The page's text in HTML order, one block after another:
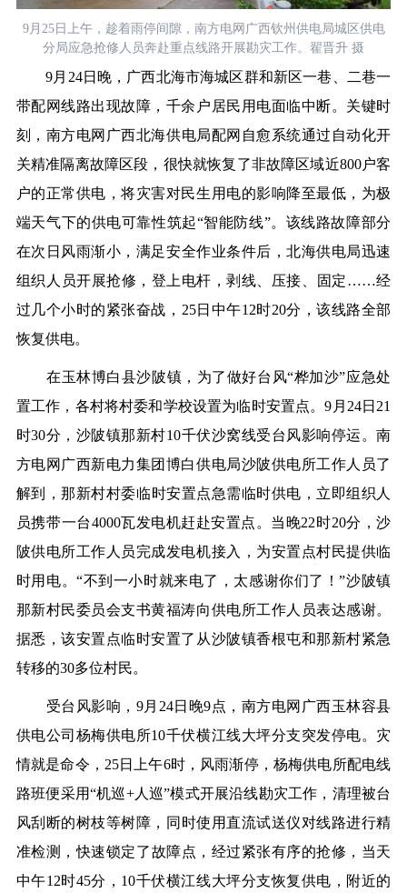
9月25日上午，趁着雨停间隙，南方电网广西钦州供电局城区供电
分局应急抢修人员奔赴重点线路开展勘灾工作。翟晋升 摄
9月24日晚，广西北海市海城区群和新区一巷、二巷一
带配网线路出现故障，千余户居民用电面临中断。关键时
刻， 南方电网广西北海供电局配网自愈系统通过自动化开
关精准隔离故障区段， 很快就恢复了非故障区域近800户客
户的正常供电，将灾害对民生用电的影响降至最低，为极
端天气下的供电可靠性筑起“智能防线”。该线路故障部分
在次日 风雨渐小，满足安全作业条件后，北海供电局迅速
组织人员开展抢修 ，登上电杆，剥线、压接、固定……经
过 几个小时的紧张奋战， 25日中午12时20分，该线路全部
恢复供电。
在玉林博白县沙陂镇 ， 为了做好台风“桦加沙”应急处
置工作 ，各村将村委和学校设置为临时安置点。9月24日 21
时30分，沙陂镇那新村10千伏沙窝线受台风影响停运。南
方电网广西新电力集团博白供电局沙陂供电所工作人员了
解到，那新村村委临时安置点急需临时供电 ，立即组织人
员携带一台4000瓦发电机赶赴安置点 。 当晚22时20分 ，沙
陂供电所工作人员完成发电机接入，为安置点村民提供临
时用电。“不到一小时就来电了，太感谢你们了！”沙陂镇
那新村民委员会支书黄福涛向供电所工作人 员表达感谢。
据悉，该安置点临时安置了 从沙陂镇香根屯和那新村紧急
转移的30多位村民。
受台风影响， 9月24日 晚9点 ，南方电网广西玉林容县
供电公司杨梅供电所10千伏横江线大坪分支突发停电。灾
情就是命令， 25日上午6时， 风雨渐停， 杨梅供电所配电线
路班便采用“机巡+人巡”模式开展沿线勘灾工作，清理被台
风刮断的树枝等树障， 同时使用直流试送仪对线路进行精
准检测，快速锁定了故障点 ， 经过紧张有序的抢修 ，当天
中午12时45分，10千伏横江线大坪分支恢复供电 ， 附近的